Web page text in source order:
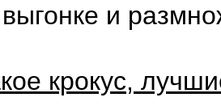
и
крокус,